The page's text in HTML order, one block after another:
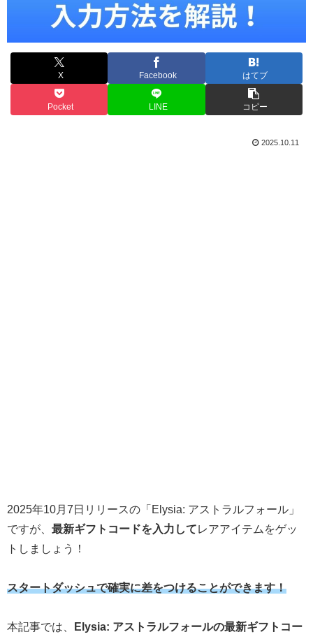
X Facebook はてブ
Pocket LINE コピー
2025.10.11
2025年10月7日リリースの「Elysia: アストラルフォール」
ですが、 最新ギフトコードを入力してレアアイテムをゲッ
トしましょう！
スタートダッシュで確実に差をつけることができます！
本記事では、
Elysia: アストラルフォールの最新ギフトコー